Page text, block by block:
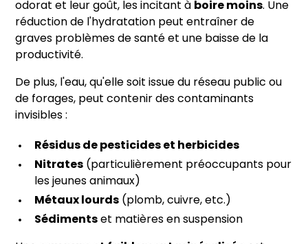
odorat et leur goût, les incitant à boire moins. Une
réduction de l'hydratation peut entraîner de
graves problèmes de santé et une baisse de la
productivité.
De plus, l'eau, qu'elle soit issue du réseau public ou
de forages, peut contenir des contaminants
invisibles :
Résidus de pesticides et herbicides
Nitrates (particulièrement préoccupants pour
les jeunes animaux)
Métaux lourds (plomb, cuivre, etc.)
Sédiments et matières en suspension